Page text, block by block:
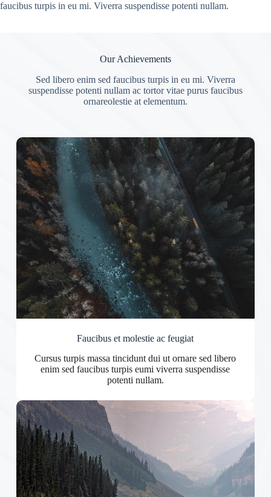
faucibus turpis in eu mi. Viverra suspendisse potenti nullam.
Our Achievements
Sed libero enim sed faucibus turpis in eu mi. Viverra
suspendisse potenti nullam ac tortor vitae purus faucibus
ornareolestie at elementum.
Faucibus et molestie ac feugiat
Cursus turpis massa tincidunt dui ut ornare sed libero
enim sed faucibus turpis eumi viverra suspendisse
potenti nullam.